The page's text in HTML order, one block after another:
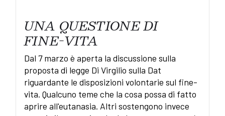
UNA QUESTIONE DI
FINE-VITA
Dal 7 marzo è aperta la discussione sulla
proposta di legge Di Virgilio sulla Dat
riguardante le disposizioni volontarie sul fine-
vita. Qualcuno teme che la cosa possa di fatto
aprire all'eutanasia. Altri sostengono invece